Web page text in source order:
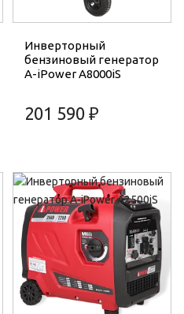
Инверторный
бензиновый генератор
A-iPower A8000iS
201 590 ₽